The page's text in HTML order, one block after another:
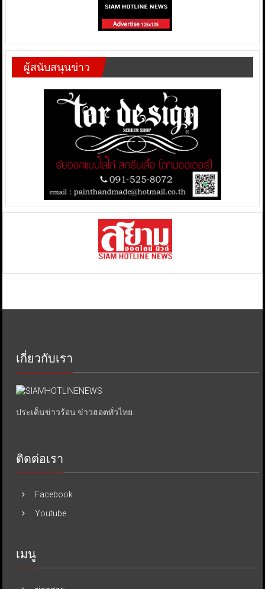
ผู้สนับสนุนข่าว
เกี่ยวกับเรา
ประเด็นข่าวร้อน ข่าวฮอตทั่วไทย.
ติดต่อเรา
Facebook
Youtube
เมนู